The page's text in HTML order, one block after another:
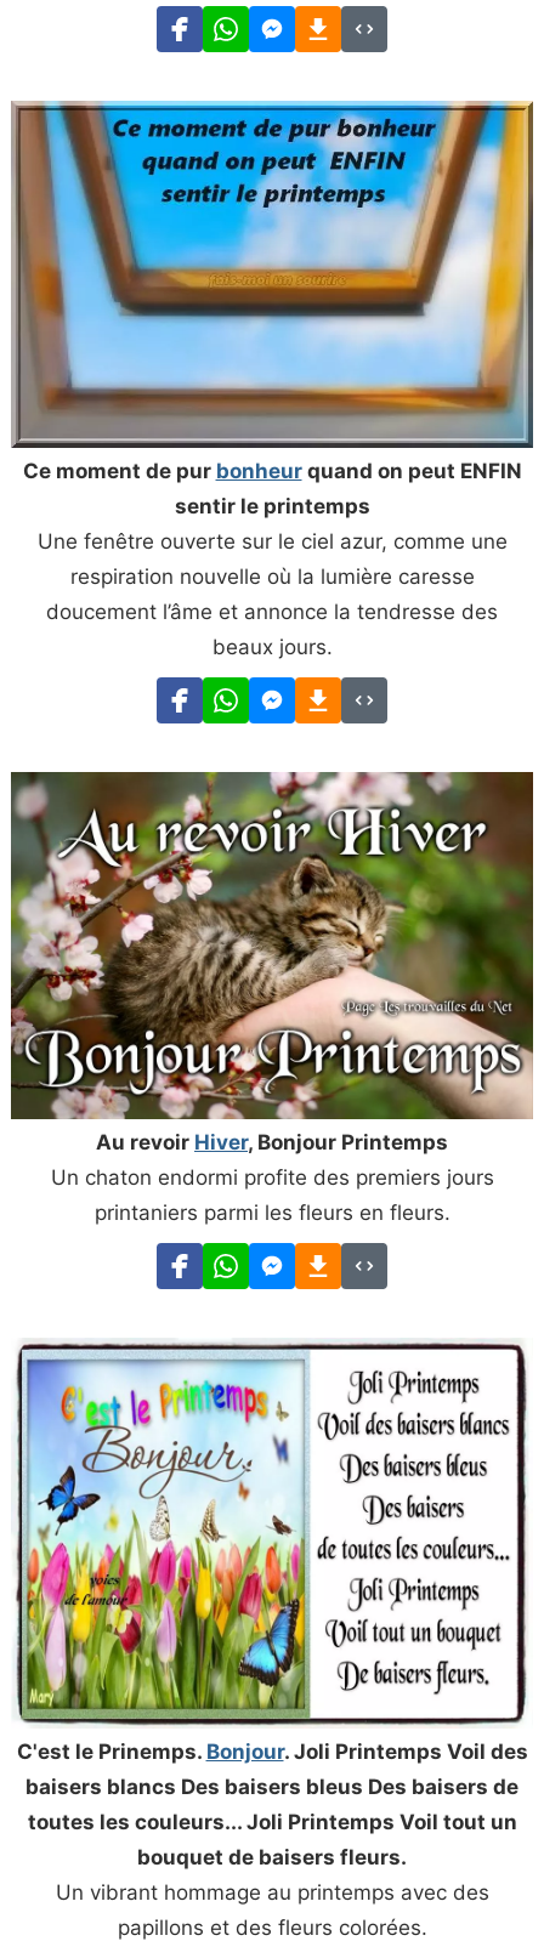
Ce moment de pur bonheurquand on peut ENFIN
sentir le printemps
Une fenêtre ouverte sur le ciel azur, comme une
respiration nouvelle où la lumière caresse
doucement l’âme et annonce la tendresse des
beaux jours.
Au revoir Hiver, Bonjour Printemps
Un chaton endormi profite des premiers jours
printaniers parmi les fleurs en fleurs.
C'est le Prinemps. Bonjour. Joli Printemps Voil des
baisers blancs Des baisers bleus Des baisers de
toutes les couleurs... Joli Printemps Voil tout un
bouquet de baisers fleurs.
Un vibrant hommage au printemps avec des
papillons et des fleurs colorées.